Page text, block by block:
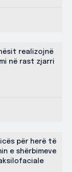
realizojnë
në rast zjarri
për herë të
e shërbimeve